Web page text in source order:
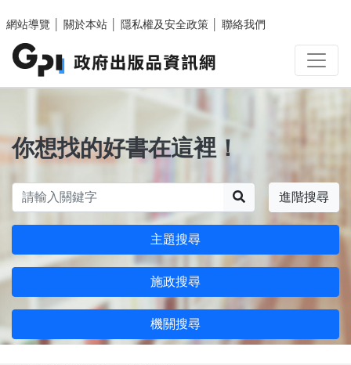
網站導覽
關於本站 隱私權及安全政策 聯絡我們
你想找的好書在這裡！
進階搜尋
主題搜尋
施政搜尋
機關搜尋